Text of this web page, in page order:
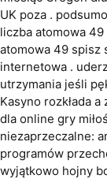
UK poza .
liczba atomowa
atomowa 49 spisz
internetowa .
utrzymania jeśli
Kasyno rozkłada
dla online gry
niezaprzeczalne:
programów
wyjątkowo hojny